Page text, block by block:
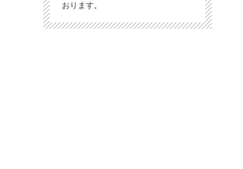
おります。